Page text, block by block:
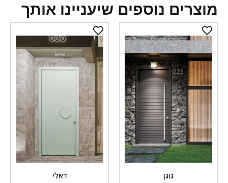
נוספים שיעניינו אותך